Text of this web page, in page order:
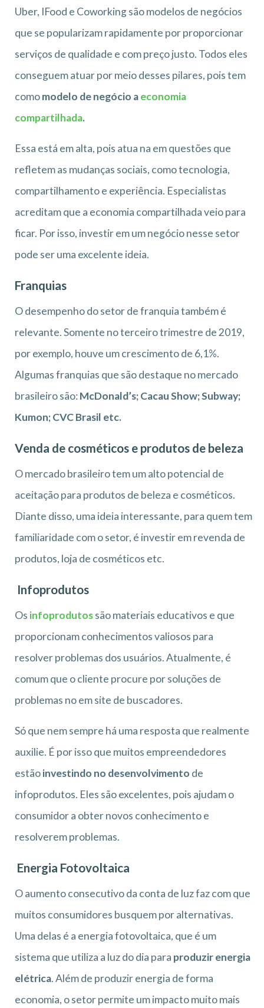
Uber, IFood e Coworking são modelos de negócios
que se popularizam rapidamente por proporcionar
serviços de qualidade e com preço justo. Todos eles
conseguem atuar por meio desses pilares, pois tem
comomodelo de negócio aeconomia
compartilhada.
Essa está em alta, pois atua na em questões que
refletem as mudanças sociais, como tecnologia,
compartilhamento e experiência. Especialistas
acreditam que a economia compartilhada veio para
ficar. Por isso, investir em um negócio nesse setor
pode ser uma excelente ideia.
Franquias
O desempenho do setor de franquia também é
relevante. Somente no terceiro trimestre de 2019,
por exemplo, houve um crescimento de 6,1%.
Algumas franquias que são destaque no mercado
brasileiro são:McDonald’s; Cacau Show; Subway;
Kumon; CVC Brasil etc.
Venda de cosméticos e produtos de beleza
O mercado brasileiro tem um alto potencial de
aceitação para produtos de beleza e cosméticos.
Diante disso, uma ideia interessante, para quem tem
familiaridade com o setor, é investir em revenda de
produtos, loja de cosméticos etc.
Infoprodutos
Os infoprodutossão materiais educativos e que
proporcionam conhecimentos valiosos para
resolver problemas dos usuários. Atualmente, é
comum que o cliente procure por soluções de
problemas no em site de buscadores.
Só que nem sempre há uma resposta que realmente
auxilie. É por isso que muitos empreendedores
estãoinvestindo no desenvolvimento de
infoprodutos. Eles são excelentes, pois ajudam o
consumidor a obter novos conhecimento e
resolverem problemas.
Energia Fotovoltaica
O aumento consecutivo da conta de luz faz com que
muitos consumidores busquem por alternativas.
Uma delas é a energia fotovoltaica, que é um
sistema que utiliza a luz do dia para produzir energia
elétrica. Além de produzir energia de forma
economia, o setor permite um impacto muito mais